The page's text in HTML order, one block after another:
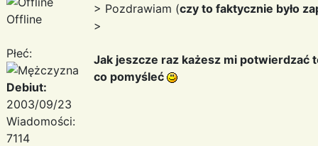
Offline
Płeć:
Debiut:
2003/09/23
Wiadomości:
7114
> Pozdrawiam (czy to faktycznie było
>
Jak jeszcze raz każesz mi potwierdzać
co pomyśleć